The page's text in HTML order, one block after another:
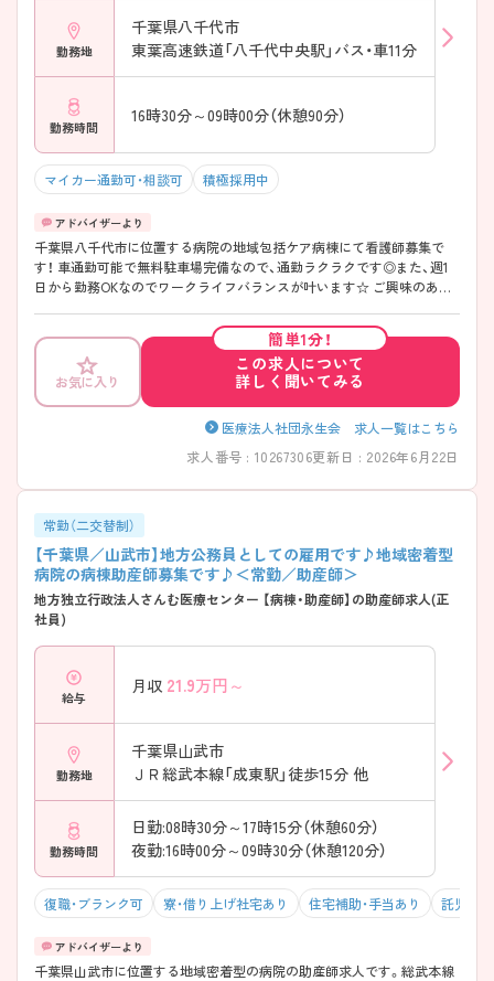
勤務地
千葉県八千代市
東葉高速鉄道「八千代中央駅」バス・車11分
勤務時間
16時30分～09時00分（休憩90分）
マイカー通勤可・相談可 積極採用中
千葉県八千代市に位置する病院の地域包括ケア病棟にて看護師募集で
す！ 車通勤可能で無料駐車場完備なので、通勤ラクラクです◎また、週1
日から勤務OKなのでワークライフバランスが叶います☆ ご興味のある
お気に入り
簡単1分！
この求人について
詳しく聞いてみる
医療法人社団永生会 求人一覧はこちら
求人番号 : 10267306更新日 : 2026年6月22日
常勤（二交替制）
【千葉県／山武市】地方公務員としての雇用です♪地域密着型
病院の病棟助産師募集です♪＜常勤／助産師＞
地方独立行政法人さんむ医療センター 【病棟・助産師】の助産師求人(正
社員)
給与
月収 21.9万円～
勤務地
千葉県山武市
ＪＲ総武本線「成東駅」徒歩15分 他
勤務時間
日勤:08時30分～17時15分（休憩60分）
夜勤:16時00分～09時30分（休憩120分）
復職・ブランク可 寮・借り上げ社宅あり 住宅補助・手当あり 託児所
千葉県山武市に位置する地域密着型の病院の助産師求人です。総武本線